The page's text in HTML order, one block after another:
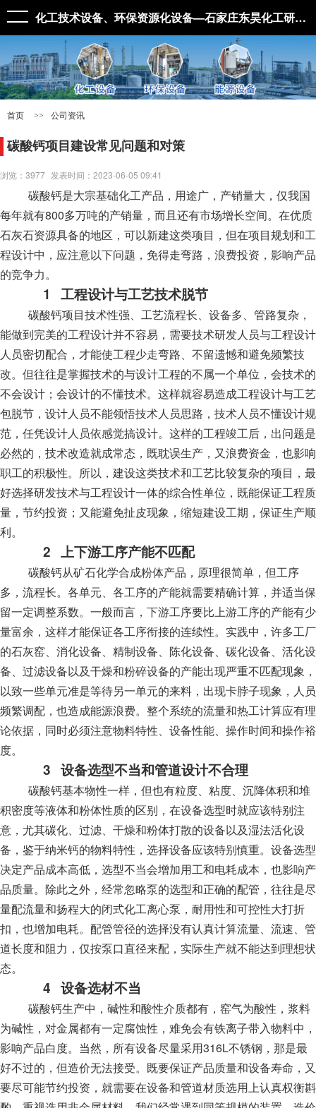
化工技术设备、环保资源化设备—石家庄东昊化工研究院有限公司
首页 >> 公司资讯
碳酸钙项目建设常见问题和对策
浏览：3977 发表时间：2023-06-05 09:41
碳酸钙是大宗基础化工产品，用途广，产销量大，仅我国
每年就有800多万吨的产销量，而且还有市场增长空间。在优质
石灰石资源具备的地区，可以新建这类项目，但在项目规划和工
程设计中，应注意以下问题，免得走弯路，浪费投资，影响产品
的竞争力。
1 工程设计与工艺技术脱节
碳酸钙项目技术性强、工艺流程长、设备多、管路复杂，
能做到完美的工程设计并不容易，需要技术研发人员与工程设计
人员密切配合，才能使工程少走弯路、不留遗憾和避免频繁技
改。但往往是掌握技术的与设计工程的不属一个单位，会技术的
不会设计；会设计的不懂技术。这样就容易造成工程设计与工艺
包脱节，设计人员不能领悟技术人员思路，技术人员不懂设计规
范，任凭设计人员依感觉搞设计。这样的工程竣工后，出问题是
必然的，技术改造就成常态，既耽误生产，又浪费资金，也影响
职工的积极性。所以，建设这类技术和工艺比较复杂的项目，最
好选择研发技术与工程设计一体的综合性单位，既能保证工程质
量，节约投资；又能避免扯皮现象，缩短建设工期，保证生产顺
利。
2 上下游工序产能不匹配
碳酸钙从矿石化学合成粉体产品，原理很简单，但工序
多，流程长。各单元、各工序的产能就需要精确计算，并适当保
留一定调整系数。一般而言，下游工序要比上游工序的产能有少
量富余，这样才能保证各工序衔接的连续性。实践中，许多工厂
的石灰窑、消化设备、精制设备、陈化设备、碳化设备、活化设
备、过滤设备以及干燥和粉碎设备的产能出现严重不匹配现象，
以致一些单元准是等待另一单元的来料，出现卡脖子现象，人员
频繁调配，也造成能源浪费。整个系统的流量和热工计算应有理
论依据，同时必须注意物料特性、设备性能、操作时间和操作裕
度。
3 设备选型不当和管道设计不合理
碳酸钙基本物性一样，但也有粒度、粘度、沉降体积和堆
积密度等液体和粉体性质的区别，在设备选型时就应该特别注
意，尤其碳化、过滤、干燥和粉体打散的设备以及湿法活化设
备，鉴于纳米钙的物料特性，选择设备应该特别慎重。设备选型
决定产品成本高低，选型不当会增加用工和电耗成本，也影响产
品质量。除此之外，经常忽略泵的选型和正确的配管，往往是尽
量配流量和扬程大的闭式化工离心泵，耐用性和可控性大打折
扣，也增加电耗。配管管径的选择没有认真计算流量、流速、管
道长度和阻力，仅按泵口直径来配，实际生产就不能达到理想状
态。
4 设备选材不当
碳酸钙生产中，碱性和酸性介质都有，窑气为酸性，浆料
为碱性，对金属都有一定腐蚀性，难免会有铁离子带入物料中，
影响产品白度。当然，所有设备尽量采用316L不锈钢，那是最
好不过的，但造价无法接受。既要保证产品质量和设备寿命，又
要尽可能节约投资，就需要在设备和管道材质选用上认真权衡斟